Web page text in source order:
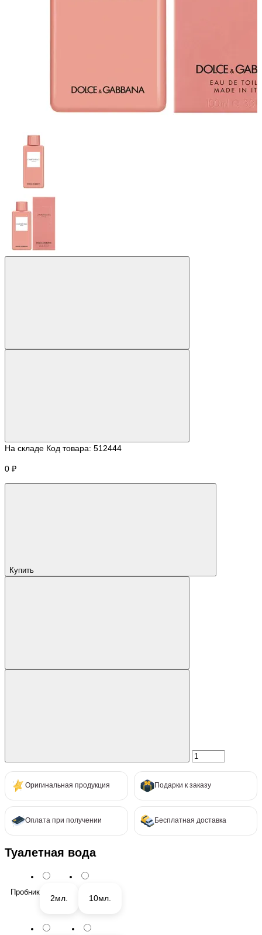
На складе Код товара: 512444
0 ₽
Купить
Оригинальная продукция Подарки к заказу
Оплата при получении Бесплатная доставка
Туалетная вода
Пробник
2мл. 10мл.